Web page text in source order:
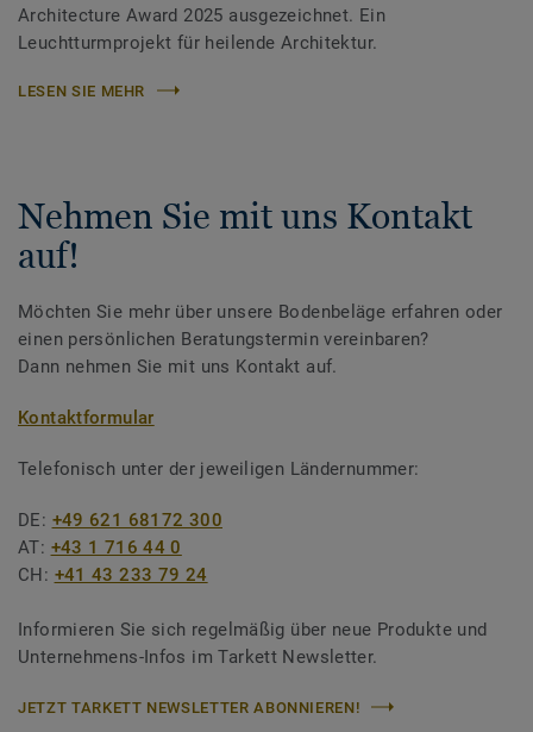
Architecture Award 2025 ausgezeichnet. Ein
Leuchtturmprojekt für heilende Architektur.
LESEN SIE MEHR
Nehmen Sie mit uns Kontakt
auf!
Möchten Sie mehr über unsere Bodenbeläge erfahren oder
einen persönlichen Beratungstermin vereinbaren?
Dann nehmen Sie mit uns Kontakt auf.
Kontaktformular
Telefonisch unter der jeweiligen Ländernummer:
DE: +49 621 68172 300
AT: +43 1 716 44 0
CH: +41 43 233 79 24
Informieren Sie sich regelmäßig über neue Produkte und
Unternehmens-Infos im Tarkett Newsletter.
JETZT TARKETT NEWSLETTER ABONNIEREN!